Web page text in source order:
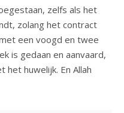
zelfs als het
zolang het contract
een voogd en twee
is gedaan en aanvaard,
huwelijk. En Allah